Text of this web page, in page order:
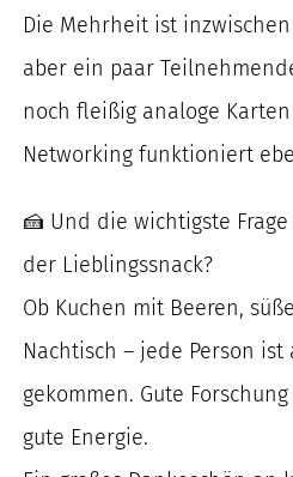
Die Mehrheit ist
aber ein paar
noch fleißig analoge
Networking funktioniert
🍰 Und die wichtigste Frage
der Lieblingssnack?
Ob Kuchen mit Beeren,
Nachtisch – jede Person ist
gekommen. Gute
gute Energie.